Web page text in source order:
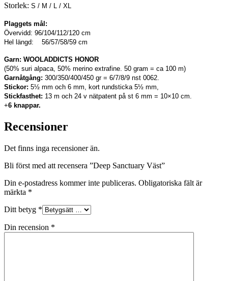
Storlek: S / M / L / XL
Plaggets mål:
Övervidd: 96/104/112/120 cm
Hel längd: 56/57/58/59 cm
Garn: WOOLADDICTS HONOR
(50% suri alpaca, 50% merino extrafine. 50 gram = ca 100 m)
Garnåtgång: 300/350/400/450 gr = 6/7/8/9 nst 0062.
Stickor: 5½ mm och 6 mm, kort rundsticka 5½ mm,
Stickfasthet: 13 m och 24 v nätpatent på st 6 mm = 10×10 cm.
+6 knappar.
Recensioner
Det finns inga recensioner än.
Bli först med att recensera ”Deep Sanctuary Väst”
Din e-postadress kommer inte publiceras. Obligatoriska fält är
märkta *
Ditt betyg *
Din recension *